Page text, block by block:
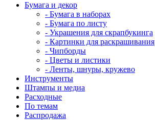
Бумага и декор
- Бумага в наборах
- Бумага по листу
- Украшения для скрапбукинга
- Картинки для раскрашивания
- Чипборды
- Цветы и листики
- Ленты, шнуры, кружево
Инструменты
Штампы и медиа
Расходные
По темам
Распродажа